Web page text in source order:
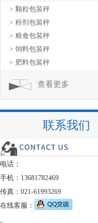
> 颗粒包装秤
> 粉剂包装秤
> 粮食包装秤
> 饲料包装秤
> 肥料包装秤
查看更多
联系我们
电话：
手机：13681782469
传真：021-61993269
在线客服：